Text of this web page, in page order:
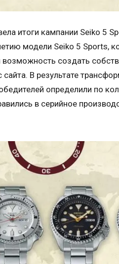
итоги кампании Seiko 5
модели Seiko 5 Sports,
возможность создать
сайта. В результате
определили по
в серийное